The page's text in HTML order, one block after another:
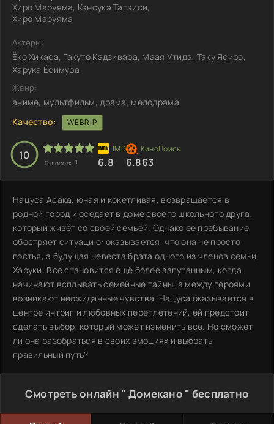
Хиро Маруяма, Кэнсукэ Татэиси,
Хиро Маруяма
Актеры:
Ёко Хикаса, Гакуто Кадзивара, Маая Утида, Таку Ясиро,
Харука Ёсимура
Жанр:
аниме, мультфильм, драма, мелодрама
Качество:
WEBRIP
10
Голосов: 1 6.8 6.863
Нацуса Асака, юная и кокетливая, возвращается в
родной город и оседает в доме своего школьного друга,
который живёт со своей семьёй. Однако её пребывание
обостряет ситуацию: оказывается, что она не просто
гостья, а будущая невеста брата одного из членов семьи,
Харуки. Все становится ещё более запутанным, когда
начинают всплывать семейные тайны, а между героями
возникают неожиданные чувства. Нацуса оказывается в
центре интриг и любовных переплетений, ей предстоит
сделать выбор, который может изменить всё. Но сможет
ли она разобраться в своих эмоциях и выбрать
правильный путь?
Смотреть онлайн " Домекано " бесплатно